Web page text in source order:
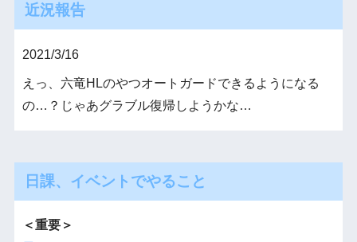
近況報告
2021/3/16
えっ、六竜HLのやつオートガードできるようになる
の…？じゃあグラブル復帰しようかな…
日課、イベントでやること
＜重要＞